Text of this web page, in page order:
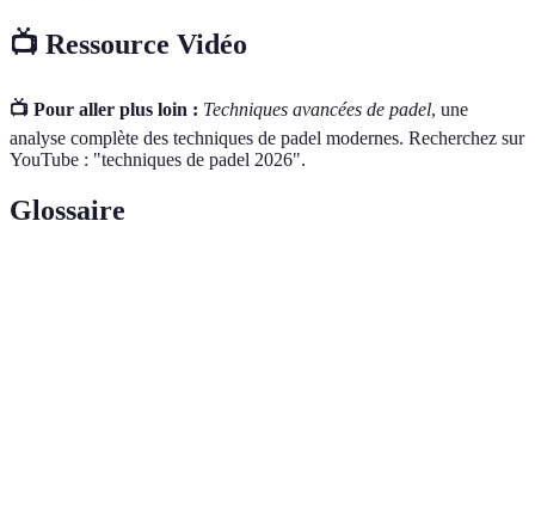
📺 Ressource Vidéo
📺 Pour aller plus loin : Techniques avancées de padel, une
analyse complète des techniques de padel modernes. Recherchez sur
YouTube : "techniques de padel 2026".
Glossaire